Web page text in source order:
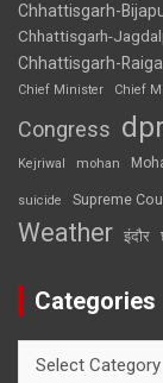
Chhattisgarh-
Chhattisgarh-
Chhattisgarh-
Chief Minister
Chief
Congress
Kejriwal mohan
suicide Supreme
Weather इंदौर
Categories